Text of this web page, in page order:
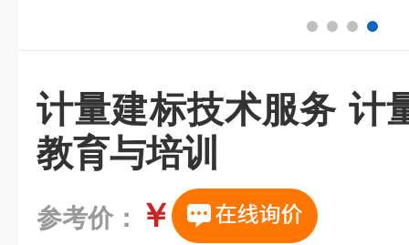
计量建标技术服务 计
教育与培训
参考价： ￥